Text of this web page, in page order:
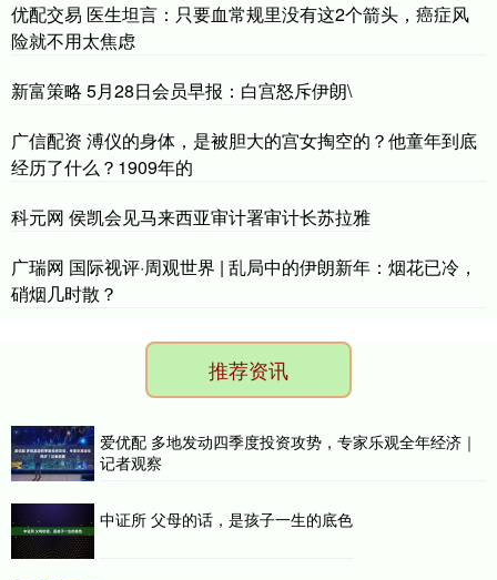
优配交易 医生坦言：只要血常规里没有这2个箭头，癌症风
险就不用太焦虑
新富策略 5月28日会员早报：白宫怒斥伊朗\
广信配资 溥仪的身体，是被胆大的宫女掏空的？他童年到底
经历了什么？1909年的
科元网 侯凯会见马来西亚审计署审计长苏拉雅
广瑞网 国际视评·周观世界 | 乱局中的伊朗新年：烟花已冷，
硝烟几时散？
推荐资讯
爱优配 多地发动四季度投资攻势，专家乐观全年经济｜
记者观察
中证所 父母的话，是孩子一生的底色